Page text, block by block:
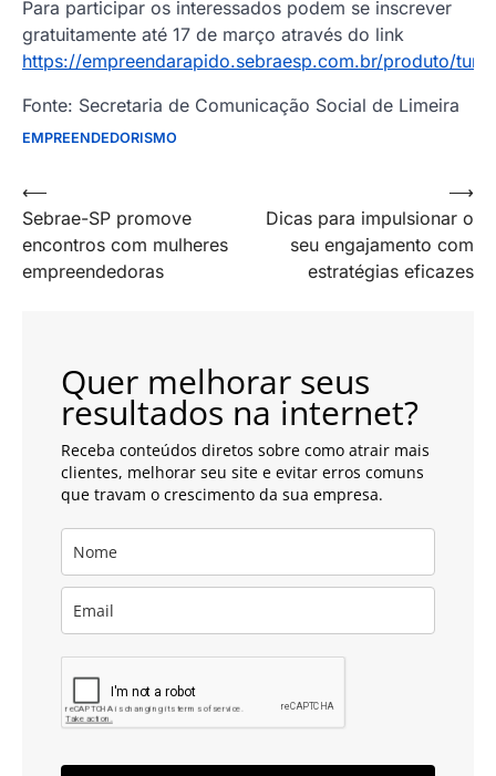
Para participar os interessados podem se inscrever
gratuitamente até 17 de março através do link
https://empreendarapido.sebraesp.com.br/produto/
Fonte: Secretaria de Comunicação Social de Limeira
EMPREENDEDORISMO
Navegação
de
artigos
⟵
Sebrae-SP promove
encontros com mulheres
empreendedoras
Dicas para impulsionar o
seu engajamento com
estratégias eficazes
⟶
Quer melhorar seus
resultados na internet?
Receba conteúdos diretos sobre como atrair mais
clientes, melhorar seu site e evitar erros comuns
que travam o crescimento da sua empresa.